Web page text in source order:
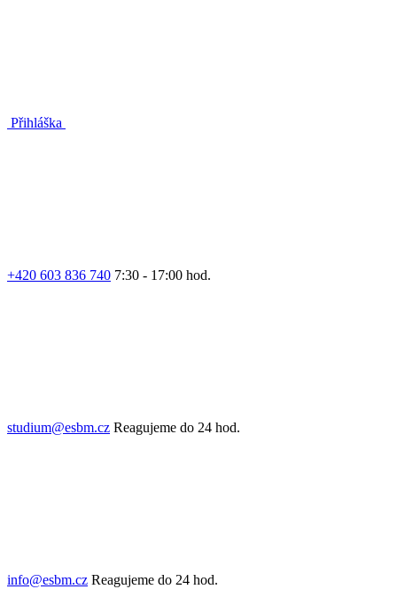
Přihláška
+420 603 836 740 7:30 - 17:00 hod.
studium@esbm.cz Reagujeme do 24 hod.
info@esbm.cz Reagujeme do 24 hod.